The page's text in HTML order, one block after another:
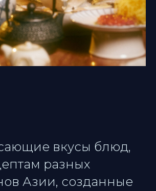
вкусы блюд,
разных
Азии, созданные